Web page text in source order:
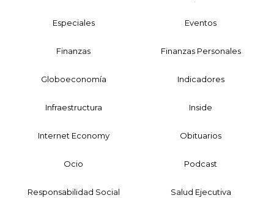
Especiales Eventos
Finanzas Finanzas Personales
Globoeconomía Indicadores
Infraestructura Inside
Internet Economy Obituarios
Ocio Podcast
Responsabilidad Social Salud Ejecutiva